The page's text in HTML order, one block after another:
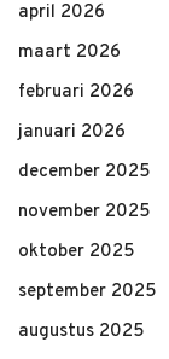
april 2026
maart 2026
februari 2026
januari 2026
december 2025
november 2025
oktober 2025
september 2025
augustus 2025